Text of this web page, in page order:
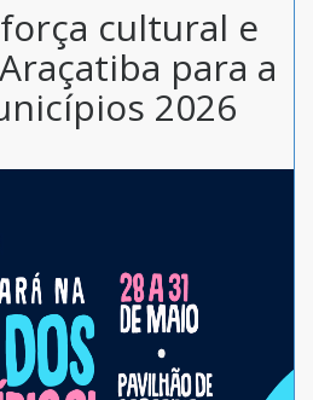
cultural e
para a
2026